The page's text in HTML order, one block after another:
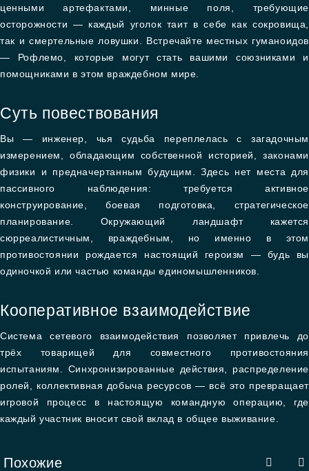
ценными артефактами, минные поля, требующие
осторожности — каждый уголок таит в себе как сокровища,
так и смертельные ловушки. Встречайте местных гуманоидов
— Рофлемо, которые могут стать вашими союзниками и
помощниками в этом враждебном мире.
Суть повествования
Вы — инженер, чья судьба переплелась с загадочным
измерением, обладающим собственной историей, законами
физики и предначертанным будущим. Здесь нет места для
пассивного наблюдения: требуется активное
конструирование, боевая подготовка, стратегическое
планирование. Окружающий ландшафт кажется
сюрреалистичным, враждебным, но именно в этом
противостоянии рождается настоящий героизм — будь вы
одиночкой или частью команды единомышленников.
Кооперативное взаимодействие
Система сетевого взаимодействия позволяет привлечь до
трёх товарищей для совместного противостояния
испытаниям. Синхронизированные действия, распределение
ролей, коллективная добыча ресурсов — всё это превращает
игровой процесс в настоящую командную операцию, где
каждый участник вносит свой вклад в общее выживание.
Похожие